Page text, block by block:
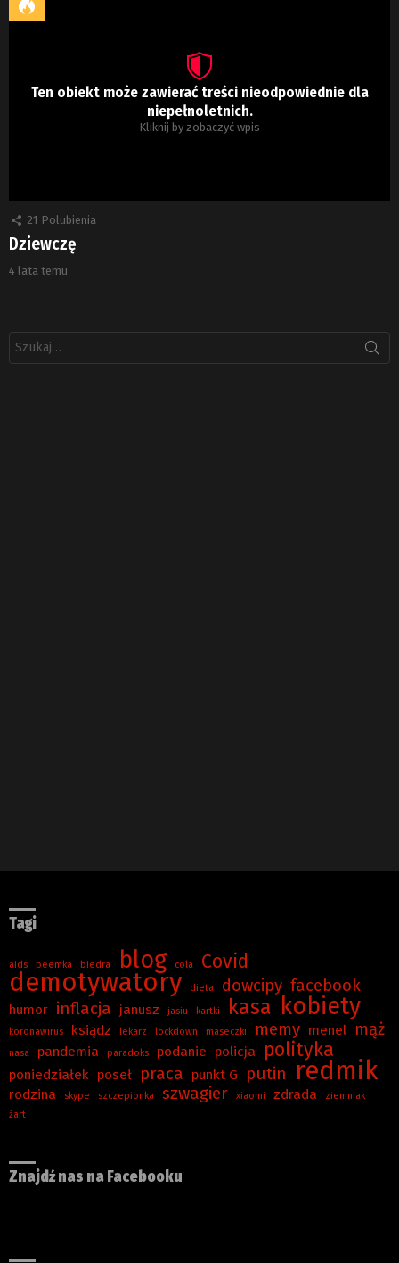
Ten obiekt może zawierać treści nieodpowiednie dla
niepełnoletnich.
Kliknij by zobaczyć wpis
21 Polubienia
Dziewczę
4 lata temu
Tagi
aids beemka biedra blog cola Covid
demotywatory dieta dowcipy facebook
humor inflacja janusz jasiu kartki kasa kobiety
koronawirus ksiądz lekarz lockdown maseczki memy menel mąż
nasa pandemia paradoks podanie policja polityka
poniedziałek poseł praca punkt G putin redmik
rodzina skype szczepionka szwagier xiaomi zdrada
ziemniak
żart
Znajdź nas na Facebooku